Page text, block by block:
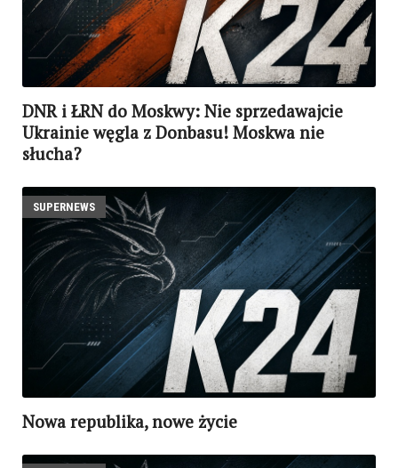
DNR i ŁRN do Moskwy: Nie sprzedawajcie
Ukrainie węgla z Donbasu! Moskwa nie
słucha?
SUPERNEWS
Nowa republika, nowe życie